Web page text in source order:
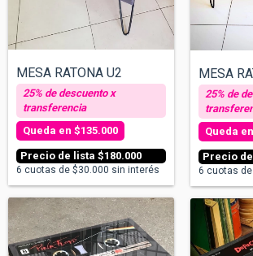
MESA RATONA U2
$180.000
$135.000
6 cuotas de $30.000 sin interés 6 cuotas de